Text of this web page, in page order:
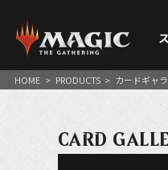
HOME > PRODUCTS > カードギャ
CARD